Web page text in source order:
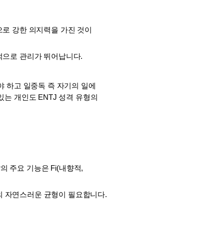
강한 의지력을 가진 것이
로 관리가 뛰어납니다.
하고 일중독 즉 자기의 일에
개인도 ENTJ 성격 유형의
주요 기능은 Fi(내향적,
자연스러운 균형이 필요합니다.